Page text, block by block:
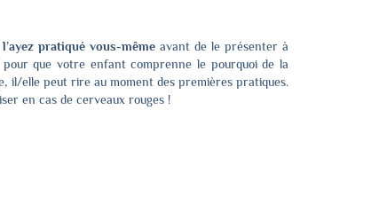
pratiqué vous-même avant de le présenter à
que votre enfant comprenne le pourquoi de la
il/elle peut rire au moment des premières pratiques.
en cas de cerveaux rouges !